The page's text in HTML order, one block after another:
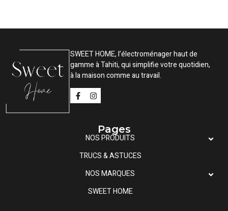
SWEET HOME, l’électroménager haut de
gamme à Tahiti, qui simplifie votre quotidien,
à la maison comme au travail.
Pages
NOS PRODUITS
TRUCS & ASTUCES
NOS MARQUES
SWEET HOME